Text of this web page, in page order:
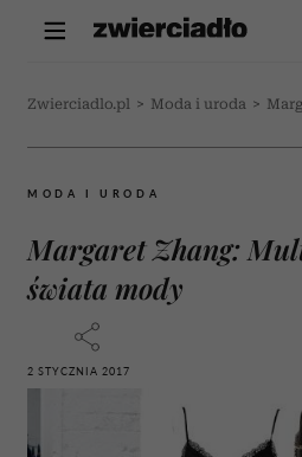
Zwierciadlo.pl > Moda i uroda >
MODA I URODA
Margaret Zhang:
świata mody
2 STYCZNIA 2017